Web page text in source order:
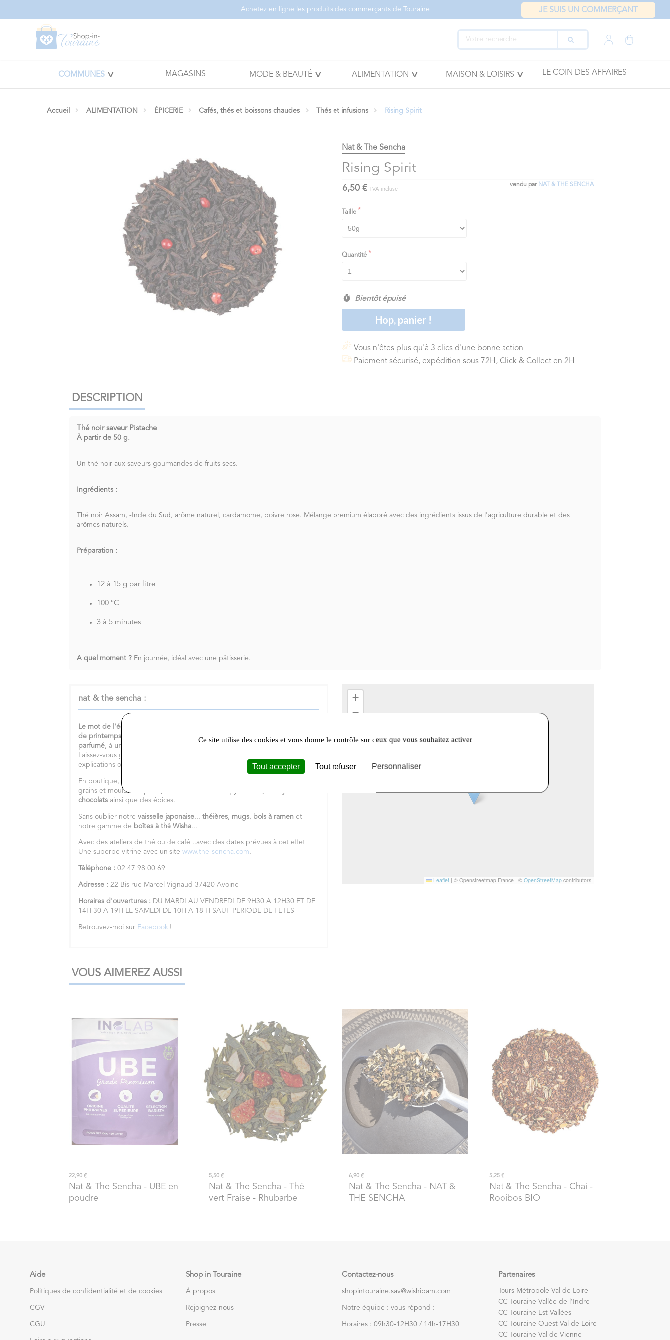
Achetez en ligne les produits des commerçants de Touraine JE SUIS UN COMMERÇANT
COMMUNES MAGASINS MODE & BEAUTÉ ALIMENTATION MAISON & LOISIRS LE COIN DES AFFAIRES
Accueil ALIMENTATION ÉPICERIE Cafés, thés et boissons chaudes Thés et infusions Rising Spirit
Nat & The Sencha
Rising Spirit
vendu par NAT & THE SENCHA
6,50 € TVA incluse
Taille
Quantité
Bientôt épuisé
Hop, panier !
Vous n'êtes plus qu'à 3 clics d'une bonne action
Paiement sécurisé, expédition sous 72H, Click & Collect en 2H
DESCRIPTION
Thé noir saveur Pistache
À partir de 50 g.
Un thé noir aux saveurs gourmandes de fruits secs.
Ingrédients :
Thé noir Assam, -Inde du Sud, arôme naturel, cardamome, poivre rose. Mélange premium élaboré avec des ingrédients issus de l'agriculture durable et des
arômes naturels.
Préparation :
12 à 15 g par litre
100 °C
3 à 5 minutes
A quel moment ? En journée, idéal avec une pâtisserie.
nat & the sencha :
Le mot de l'équipe :
de printemps
thés japonais ? Vous ne résistez pas à
thé
parfumé, à une infusion fruitée
Laissez-vous guider et n'hésitez pas à me contacter pour un conseil, des
explications ou une idée cadeau.
En boutique, vous trouverez également une
grains et moulus sur place,
chocolats ainsi que des épices.
Sans oublier notre vaisselle japonaise...théières, mugs, bols à ramen et
notre gamme de boîtes à thé Wisha...
Avec des ateliers de thé ou de café ..avec des dates prévues à cet effet
Une superbe vitrine avec un sitewww.the-sencha.com.
Téléphone : 02 47 98 00 69
Adresse : 22 Bis rue Marcel Vignaud 37420 Avoine
Horaires d'ouvertures : DU MARDI AU VENDREDI DE 9H30 A 12H30 ET DE
14H 30 A 19H LE SAMEDI DE 10H A 18 H SAUF PERIODE DE FETES
Retrouvez-moi sur Facebook !
+
−
Leaflet | © Openstreetmap France | © OpenStreetMapcontributors
VOUS AIMEREZ AUSSI
22,90 €
Nat & The Sencha - UBE en
poudre
5,50 €
Nat & The Sencha - Thé
vert Fraise - Rhubarbe
6,90 €
Nat & The Sencha - NAT &
THE SENCHA
5,25 €
Nat & The Sencha - Chai -
Rooibos BIO
Aide
Politiques de confidentialité et de cookies
CGV
CGU
Shop in Touraine
À propos
Rejoignez-nous
Presse
Contactez-nous
shopintouraine.sav@wishibam.com
Notre équipe : vous répond :
Horaires : 09h30-12H30 / 14h-17H30
Partenaires
Tours Métropole Val de Loire
CC Touraine Vallée de l’Indre
CC Touraine Est Vallées
CC Touraine Ouest Val de Loire
CC Touraine Val de Vienne
Ce site utilise des cookies et vous donne le contrôle sur ceux que vous souhaitez activer
Tout accepter Tout refuser Personnaliser